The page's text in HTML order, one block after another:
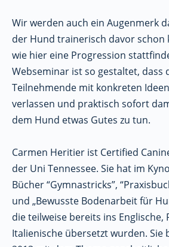
Wir werden auch ein Augenmerk
der Hund trainerisch davor schon
wie hier eine Progression
Webseminar ist so gestaltet, dass
Teilnehmende mit konkreten
verlassen und praktisch sofort
dem Hund etwas Gutes zu tun.
Carmen Heritier ist Certified
der Uni Tennessee. Sie hat im
Bücher “Gymnastricks”,
und „Bewusste Bodenarbeit für
die teilweise bereits ins Englische,
Italienische übersetzt wurden. Sie